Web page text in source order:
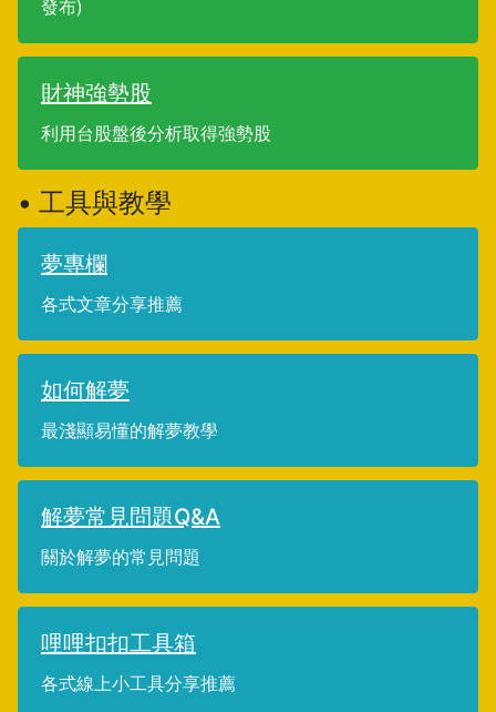
發布)
財神強勢股
利用台股盤後分析取得強勢股
• 工具與教學
夢專欄
各式文章分享推薦
如何解夢
最淺顯易懂的解夢教學
解夢常見問題Q&A
關於解夢的常見問題
哩哩扣扣工具箱
各式線上小工具分享推薦